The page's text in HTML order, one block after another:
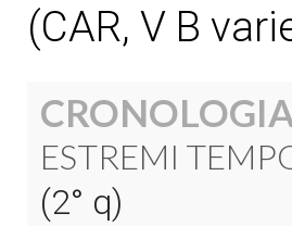
(CAR, V B
ESTREMI
(2° q)